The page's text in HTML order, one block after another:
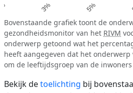
0% 3% 5%
Bovenstaande grafiek toont de
gezondheidsmonitor van het RIVM
onderwerp getoond wat het
heeft aangegeven dat het
om de leeftijdsgroep van de
Bekijk detoelichting bij